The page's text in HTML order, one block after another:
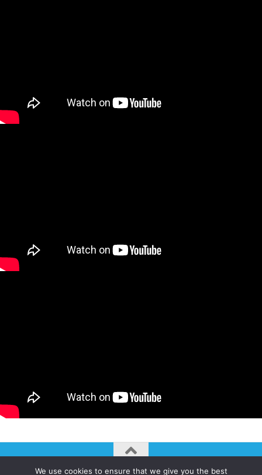
We use cookies to ensure that we give you the best